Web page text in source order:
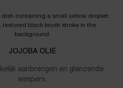
JOJOBA OLIE
aanbrengen en glanzende
wimpers.